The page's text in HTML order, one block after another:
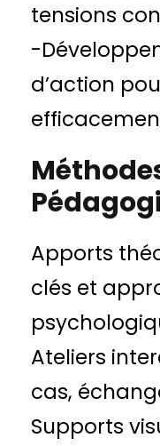
tensions
-
d’action
Apports
clés et
Ateliers
cas,
Supports